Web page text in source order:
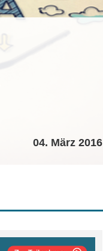
04. März 2016